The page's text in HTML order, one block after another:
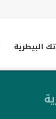
البيطرية